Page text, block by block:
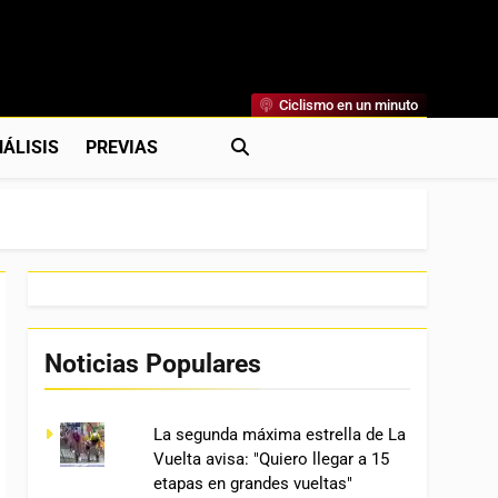
Previas Y Más. La Web Ciclista De Referencia.
Ciclismo en un minuto
PREVIAS
Noticias Populares
La segunda máxima estrella de La
Vuelta avisa: "Quiero llegar a 15
etapas en grandes vueltas"